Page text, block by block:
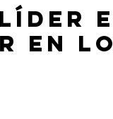
líder
en